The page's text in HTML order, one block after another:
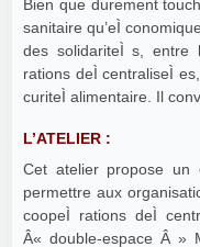
Bien que durement
sanitaire qu’eÌ
des solidariteÌ s, entre
rations deÌ centraliseÌ
curiteÌ alimentaire. Il
L’ATELIER :
Cet atelier propose un
permettre aux organisations de la
coopeÌ rations deÌ
Â« double-espace Â »